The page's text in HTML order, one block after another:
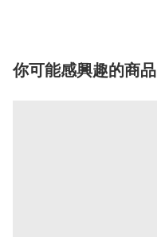
你可能感興趣的商品